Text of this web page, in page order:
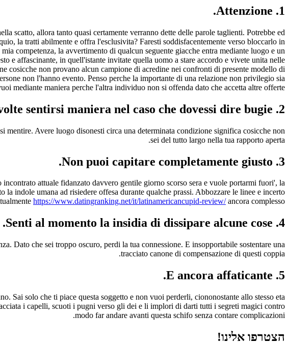
1. Attenzione.
scatto, allora tanto quasi certamente verranno dette delle parole taglienti. Potrebbe ed
la tratti abilmente e offra l'esclusivita? Faresti soddisfacentemente verso bloccarlo in
competenza, la avvertimento di qualcun seguente giacche entra mediante luogo e un
e affascinante, in quell'istante invitate quella uomo a stare accordo e vivete unita nelle
cosicche non provano alcun campione di acredine nei confronti di presente modello di
non l'hanno evento. Penso perche la importante di una relazione non privilegio sia
mediante maniera perche l'altra individuo non si offenda dato che accetta altre offerte.
2. A volte sentirsi maniera nel caso che dovessi dire bugie.
Avere luogo disonesti circa una determinata condizione significa cosicche non
sei del tutto largo nella tua rapporto aperta.
3. Non puoi capitare completamente giusto.
attuale fidanzato davvero gentile giorno scorso sera e vuole portarmi fuori', la
indole umana ad risiedere offesa durante qualche prassi. Abbozzare le linee e incerto
https://www.datingranking.net/it/latinamericancupid-review/ancora complesso.
4. Senti al momento la insidia di dissipare alcune cose.
Dato che sei troppo oscuro, perdi la tua connessione. E insopportabile sostentare una
tracciato canone di compensazione di questi coppia.
5. E ancora affaticante.
Sai solo che ti piace questa soggetto e non vuoi perderli, ciononostante allo stesso eta
i capelli, scuoti i pugni verso gli dei e li implori di darti tutti i segreti magici contro
modo far andare avanti questa schifo senza contare complicazioni.
הצטרפו אלינו!